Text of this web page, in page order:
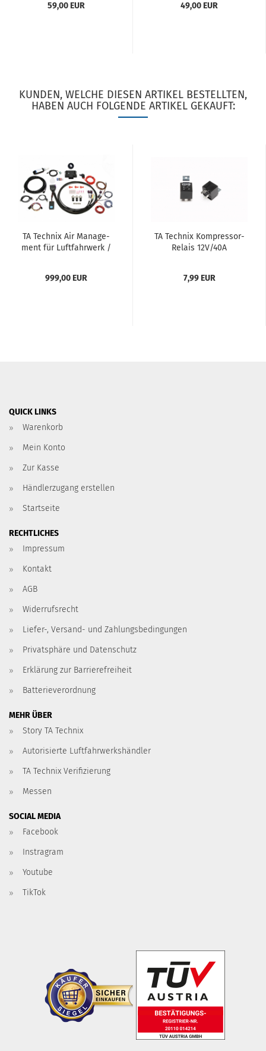
ger...
59,00 EUR 49,00 EUR
KUNDEN, WELCHE DIESEN ARTIKEL BESTELLTEN,
HABEN AUCH FOLGENDE ARTIKEL GEKAUFT:
TA Tech­nix Air Ma­nage­
ment für Luft­fahr­werk /
999,00 EUR
TA Tech­nix Kompressor-​​
Re­lais 12V/40A
7,99 EUR
QUICK LINKS
Warenkorb
Mein Konto
Zur Kasse
Händlerzugang erstellen
Startseite
RECHTLICHES
Impressum
Kontakt
AGB
Widerrufsrecht
Liefer-, Versand- und Zahlungsbedingungen
Privatsphäre und Datenschutz
Erklärung zur Barrierefreiheit
Batterieverordnung
MEHR ÜBER
Story TA Technix
Autorisierte Luftfahrwerkshändler
TA Technix Verifizierung
Messen
SOCIAL MEDIA
Facebook
Instragram
Youtube
TikTok